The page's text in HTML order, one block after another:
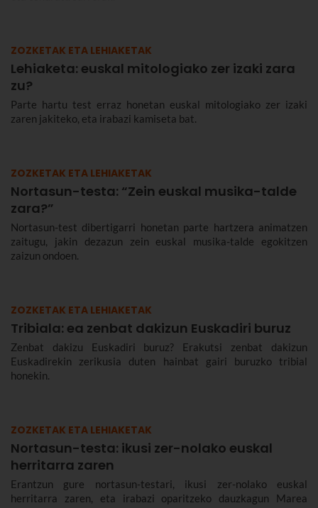
ZOZKETAK ETA LEHIAKETAK
Lehiaketa: euskal mitologiako zer izaki zara
zu?
Parte hartu test erraz honetan euskal mitologiako zer izaki
zaren jakiteko, eta irabazi kamiseta bat.
ZOZKETAK ETA LEHIAKETAK
Nortasun-testa: “Zein euskal musika-talde
zara?”
Nortasun-test dibertigarri honetan parte hartzera animatzen
zaitugu, jakin dezazun zein euskal musika-talde egokitzen
zaizun ondoen.
ZOZKETAK ETA LEHIAKETAK
Tribiala: ea zenbat dakizun Euskadiri buruz
Zenbat dakizu Euskadiri buruz? Erakutsi zenbat dakizun
Euskadirekin zerikusia duten hainbat gairi buruzko tribial
honekin.
ZOZKETAK ETA LEHIAKETAK
Nortasun-testa: ikusi zer-nolako euskal
herritarra zaren
Erantzun gure nortasun-testari, ikusi zer-nolako euskal
herritarra zaren, eta irabazi oparitzeko dauzkagun Marea